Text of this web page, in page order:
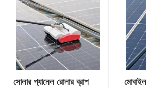
সোলার প্যানেল রোলার ব্রাশ